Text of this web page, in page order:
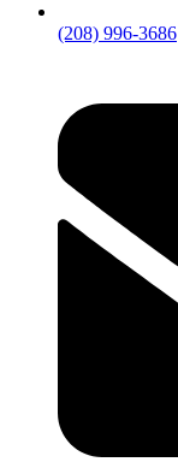
(208) 996-3686